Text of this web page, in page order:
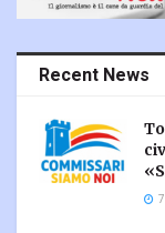
Recent News